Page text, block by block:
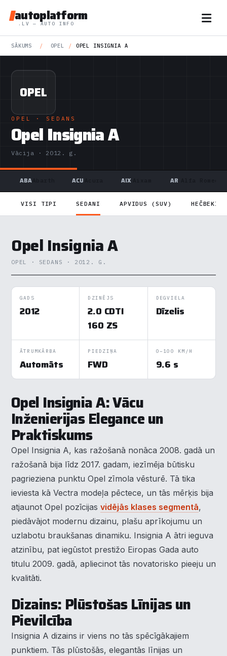
autoplatform
.LV — AUTO INFO
SĀKUMS / OPEL / OPEL INSIGNIA A
OPEL
OPEL · SEDANS
Opel Insignia A
Vācija · 2012. g.
ABA ACU AIX AR
VISI TIPI SEDANI APVIDUS (SUV) HEČBEKI
Opel Insignia A
OPEL · SEDANS · 2012. G.
GADS
2012
DZINĒJS
2.0 CDTI
160 ZS
DEGVIELA
Dīzelis
ĀTRUMKĀRBA
Automāts
PIEDZIŅA
FWD
0–100 KM/H
9.6 s
Opel Insignia A: Vācu
Inženierijas Elegance un
Praktiskums
Opel Insignia A, kas ražošanā nonāca 2008. gadā un
ražošanā bija līdz 2017. gadam, iezīmēja būtisku
pagrieziena punktu Opel zīmola vēsturē. Tā tika
ieviesta kā Vectra modeļa pēctece, un tās mērķis bija
atjaunot Opel pozīcijas vidējās klases segmentā,
piedāvājot modernu dizainu, plašu aprīkojumu un
uzlabotu braukšanas dinamiku. Insignia A ātri ieguva
atzinību, pat iegūstot prestižo Eiropas Gada auto
titulu 2009. gadā, apliecinot tās novatorisko pieeju un
kvalitāti.
Dizains: Plūstošas Līnijas un
Pievilcība
Insignia A dizains ir viens no tās spēcīgākajiem
punktiem. Tās plūstošās, elegantās līnijas un